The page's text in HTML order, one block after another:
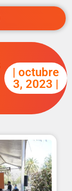
| octubre
3, 2023 |